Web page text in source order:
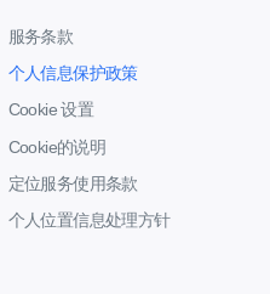
服务条款
个人信息保护政策
Cookie 设置
Cookie的说明
定位服务使用条款
个人位置信息处理方针